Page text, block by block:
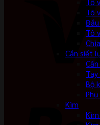
Tô
Tô
Tô
Cần siết
Tay
Bộ
Kìm